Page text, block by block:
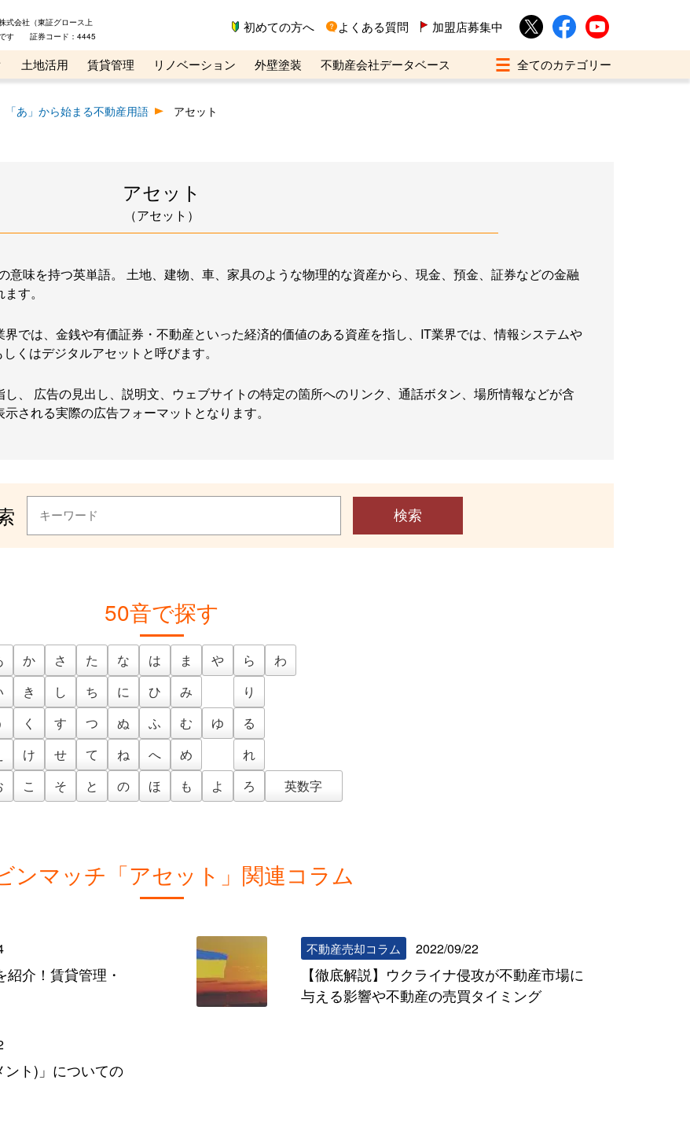
式会社（東証グロース上
です 証券コード：4445
初めての方へ よくある質問 加盟店募集中
土地活用 賃貸管理 リノベーション 外壁塗装
不動産会社データベース
ン講座 リビンマガジンBiz 不動産売却ご相談デスク
「あ」から始まる不動産用語 アセット
アセット
（アセット）
意味を持つ英単語。 土地、建物、車、家具のような物理的な資産から、現金、預金、証券などの金融
す。
では、金銭や有価証券・不動産といった経済的価値のある資産を指し、IT業界では、情報システムや
くはデジタルアセットと呼びます。
、 広告の見出し、説明文、ウェブサイトの特定の箇所へのリンク、通話ボタン、場所情報などが含
される実際の広告フォーマットとなります。
50音で探す
か
き
く
け
こ
さ
し
す
せ
そ
た
ち
つ
て
と
な
に
ぬ
ね
の
は
ひ
ふ
へ
ほ
ま
み
む
め
も
や
ゆ
よ
ら
り
る
れ
ろ
わ
英数字
ンマッチ「アセット」関連コラム
介！賃貸管理・
不動産売却コラム 2022/09/22
【徹底解説】ウクライナ侵攻が不動産市場に
与える影響や不動産の売買タイミング
ント)」についての